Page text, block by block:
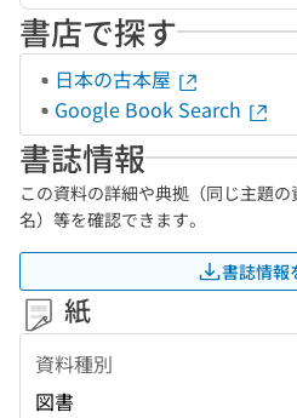
書店で探す
日本の古本屋
Google Book Search
書誌情報
この資料の詳細や典拠（同じ主題
名）等を確認できます。
書誌情報
紙
資料種別
図書